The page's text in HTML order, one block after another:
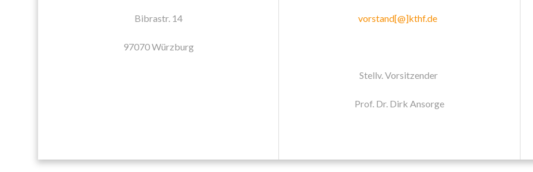
Bibrastr. 14
97070 Würzburg
vorstand[@]kthf.de
Stellv. Vorsitzender
Prof. Dr. Dirk Ansorge